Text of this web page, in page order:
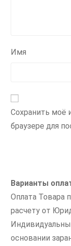
Имя
Сохранить моё
браузере для
Варианты
Оплата Товара
расчету от
основании